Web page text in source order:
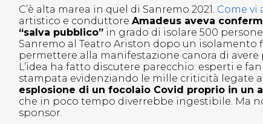
C’è alta marea in quel di Sanremo 2021. Come vi
artistico e conduttore Amadeus aveva
“salva pubblico” in grado di isolare 500
Sanremo al Teatro Ariston dopo un
permettere alla manifestazione canora di avere
L’idea ha fatto discutere parecchio: esperti e
stampata evidenziando le mille criticità legate
esplosione di un focolaio Covid proprio in un
che in poco tempo diverrebbe ingestibile. Ma
sponsor.